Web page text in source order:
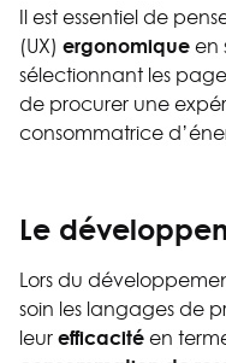
Il est essentiel de
(UX) ergonomiqueen
sélectionnant les
de procurer une
consommatrice
Le
Lors du
soin les langages de
leurefficacitéen